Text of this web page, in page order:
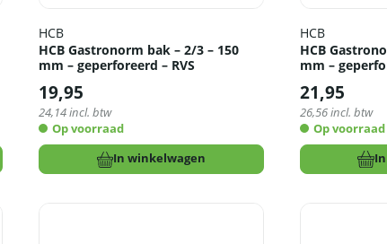
HCB
HCB Gastronorm bak – 2/3 – 150
mm – geperforeerd – RVS
19,95
24,14incl. btw
Op voorraad
In winkelwagen
HCB
HCB
mm –
21,95
26,56incl. btw
Op voorraad